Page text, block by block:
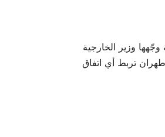
وزير الخارجية
تربط أي اتفاق